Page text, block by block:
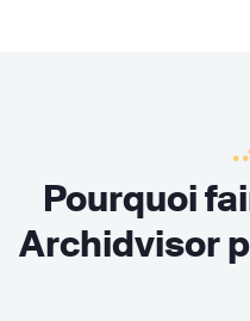
Pourquoi
Archidvisor